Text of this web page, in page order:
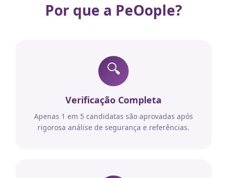
Por que a PeOople?
🔍
Verificação Completa
Apenas 1 em 5 candidatas são aprovadas após
rigorosa análise de segurança e referências.